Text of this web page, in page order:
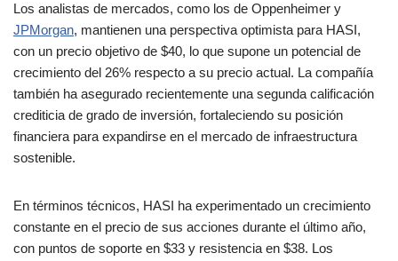
Los analistas de mercados, como los de Oppenheimer y
JPMorgan, mantienen una perspectiva optimista para HASI,
con un precio objetivo de $40, lo que supone un potencial de
crecimiento del 26% respecto a su precio actual. La compañía
también ha asegurado recientemente una segunda calificación
crediticia de grado de inversión, fortaleciendo su posición
financiera para expandirse en el mercado de infraestructura
sostenible​.
En términos técnicos, HASI ha experimentado un crecimiento
constante en el precio de sus acciones durante el último año,
con puntos de soporte en $33 y resistencia en $38. Los